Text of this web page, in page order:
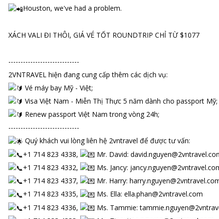
Houston, we've had a problem.
XÁCH VALI ĐI THÔI, GIÁ VÉ TỐT ROUNDTRIP CHỈ TỪ $1077
-----------------------------
2VNTRAVEL hiện đang cung cấp thêm các dịch vụ:
Vé máy bay Mỹ - Việt;
Visa Việt Nam - Miễn Thị Thực 5 năm dành cho passport Mỹ;
Renew passport Việt Nam trong vòng 24h;
-----------------------------
Quý khách vui lòng liên hệ 2vntravel để được tư vấn:
+1 714 823 4338,
Mr. David:
+1 714 823 4332,
Ms. Jancy:
+1 714 823 4337,
Mr. Harry:
+1 714 823 4335,
Ms. Ella: ella.phan@2vntravel.com
+1 714 823 4336,
Ms. Tammie: